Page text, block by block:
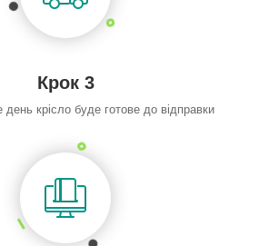
Крок 3
крісло буде готове до відправки